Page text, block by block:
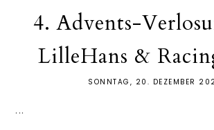
4. Advents-
LilleHans &
SONNTAG, 20. DEZEMBER
...